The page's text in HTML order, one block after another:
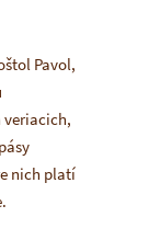
Pavol,
veriacich,
nich platí